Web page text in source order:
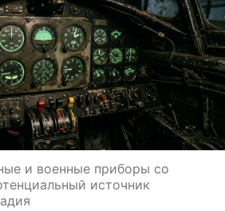
и военные приборы со
источник